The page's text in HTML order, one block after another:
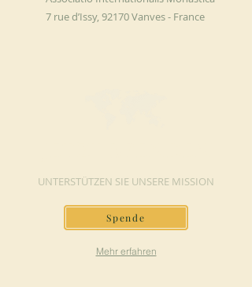
7 rue d’Issy, 92170 Vanves - France
UNTERSTÜTZEN SIE UNSERE MISSION
Spende
Mehr erfahren